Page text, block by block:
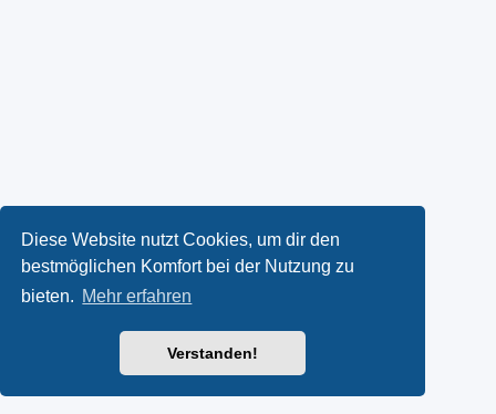
Diese Website nutzt Cookies, um dir den
bestmöglichen Komfort bei der Nutzung zu
bieten. Mehr erfahren
Verstanden!